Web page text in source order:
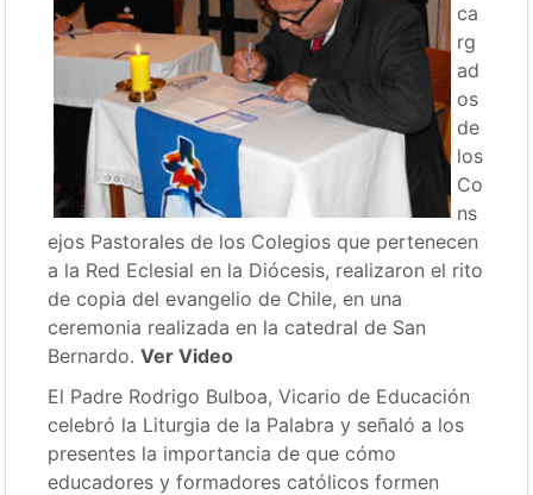
ca
rg
ad
os
de
los
Co
ns
ejos Pastorales de los Colegios que pertenecen
a la Red Eclesial en la Diócesis, realizaron el rito
de copia del evangelio de Chile, en una
ceremonia realizada en la catedral de San
Bernardo.Ver Video
El Padre Rodrigo Bulboa, Vicario de Educación
celebró la Liturgia de la Palabra y señaló a los
presentes la importancia de que cómo
educadores y formadores católicos formen